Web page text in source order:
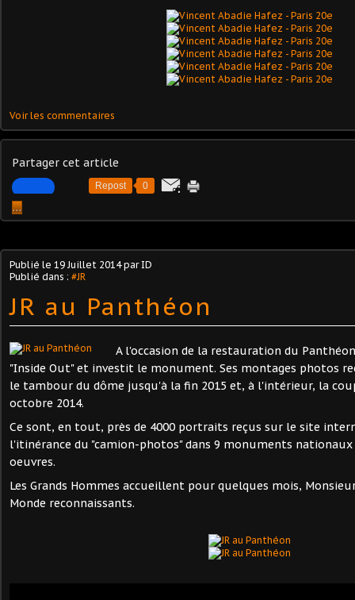
Voir les commentaires
Partager cet article
Repost 0
…
Publié le 19 Juillet 2014par ID
Publié dans : #JR
JR au Panthéon
A l'occasion de la restauration du
"Inside Out" et investit le monument. Ses montages photos
le tambour du dôme jusqu'à la fin 2015 et, à l'intérieur, la
octobre 2014.
Ce sont, en tout, près de 4000 portraits reçus sur le site
l'itinérance du "camion-photos" dans 9 monuments
oeuvres.
Les Grands Hommes accueillent pour quelques mois,
Monde reconnaissants.